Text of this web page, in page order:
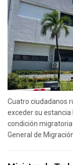
Cuatro ciudadanos
exceder su estancia
condición
General de